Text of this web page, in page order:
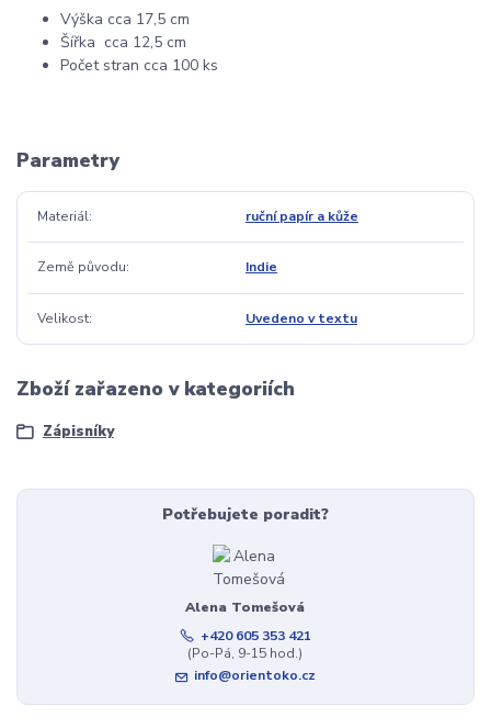
Výška cca 17,5 cm
Šířka cca 12,5 cm
Počet stran cca 100 ks
Parametry
Materiál ruční papír a kůže
Země původu Indie
Velikost Uvedeno v textu
Zboží zařazeno v kategoriích
Zápisníky
Potřebujete poradit?
Alena Tomešová
+420 605 353 421
(Po-Pá, 9-15 hod.)
info@orientoko.cz